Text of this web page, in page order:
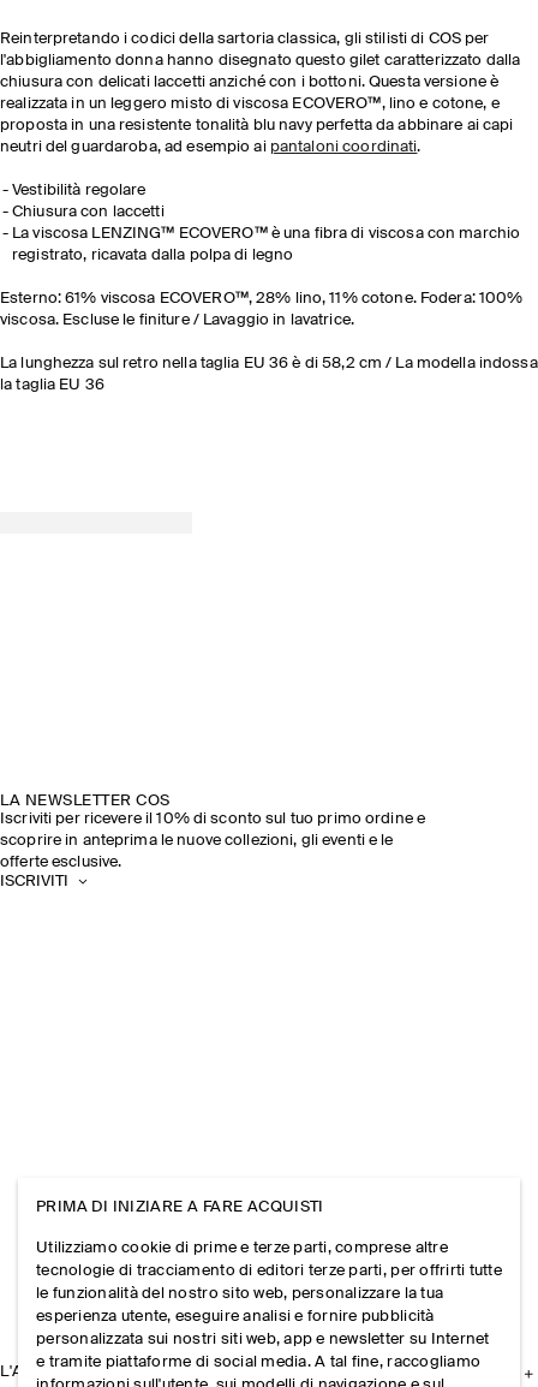
Reinterpretando i codici della sartoria classica, gli stilisti di COS per
l'abbigliamento donna hanno disegnato questo gilet caratterizzato dalla
chiusura con delicati laccetti anziché con i bottoni. Questa versione è
realizzata in un leggero misto diviscosa ECOVERO™, lino e cotone, e
proposta in una resistente tonalità blu navy perfetta da abbinare ai capi
neutri del guardaroba, ad esempio ai pantaloni coordinati.
Vestibilità regolare
Chiusura con laccetti
La viscosa LENZING™ ECOVERO™ è una fibra di viscosa con marchio
registrato, ricavata dalla polpa di legno
Esterno: 61% viscosa ECOVERO™, 28% lino, 11% cotone. Fodera: 100%
viscosa. Escluse le finiture / Lavaggio in lavatrice.
La lunghezza sul retro nella taglia EU 36 è di 58,2 cm / La modella indossa
la taglia EU 36
LA NEWSLETTER COS
Iscriviti per ricevere il 10% di sconto sul tuo primo ordine e
scoprire in anteprima le nuove collezioni, gli eventi e le
offerte esclusive.
ISCRIVITI
L'AZIENDA
PRIMA DI INIZIARE A FARE ACQUISTI
Utilizziamo cookie di prime e terze parti, comprese altre
tecnologie di tracciamento di editori terze parti, per offrirti tutte
le funzionalità del nostro sito web, personalizzare la tua
esperienza utente, eseguire analisi e fornire pubblicità
personalizzata sui nostri siti web, app e newsletter su Internet
e tramite piattaforme di social media. A tal fine, raccogliamo